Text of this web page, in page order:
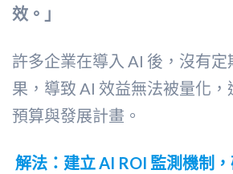
效。」
許多企業在導入 AI 後，沒有定
果，導致 AI 效益無法被量化，
預算與發展計畫。
解法：建立 AI ROI 監測機制